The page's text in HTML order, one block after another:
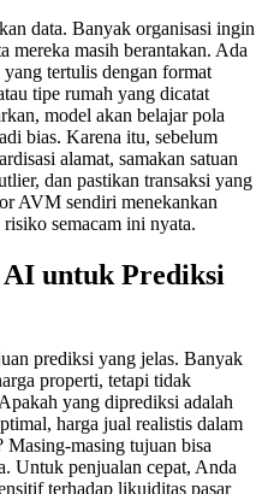
data. Banyak organisasi ingin
mereka masih berantakan. Ada
tertulis dengan format
tipe rumah yang dicatat
model akan belajar pola
bias. Karena itu, sebelum
alamat, samakan satuan
dan pastikan transaksi yang
AVM sendiri menekankan
semacam ini nyata.
untuk Prediksi
prediksi yang jelas. Banyak
properti, tetapi tidak
yang diprediksi adalah
harga jual realistis dalam
Masing-masing tujuan bisa
Untuk penjualan cepat, Anda
terhadap likuiditas pasar